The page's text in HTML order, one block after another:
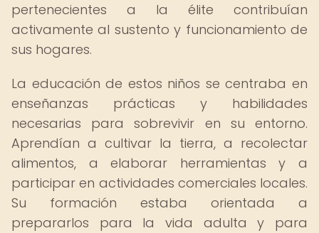
pertenecientes a la élite contribuían
activamente al sustento y funcionamiento de
sus hogares.
La educación de estos niños se centraba en
enseñanzas prácticas y habilidades
necesarias para sobrevivir en su entorno.
Aprendían a cultivar la tierra, a recolectar
alimentos, a elaborar herramientas y a
participar en actividades comerciales locales.
Su formación estaba orientada a
prepararlos para la vida adulta y para